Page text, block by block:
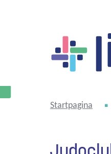
Lille
Startpagina